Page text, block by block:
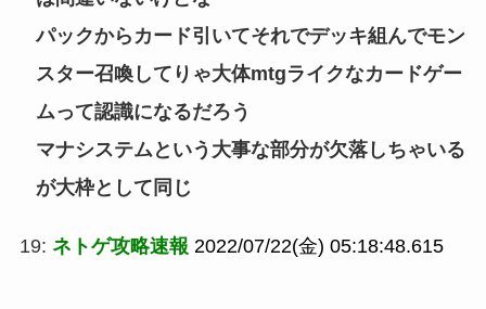
パックからカード引いてそれでデッキ組んでモン
スター召喚してりゃ大体mtgライクなカードゲー
ムって認識になるだろう
マナシステムという大事な部分が欠落しちゃいる
が大枠として同じ
19: ネトゲ攻略速報 2022/07/22(金) 05:18:48.615